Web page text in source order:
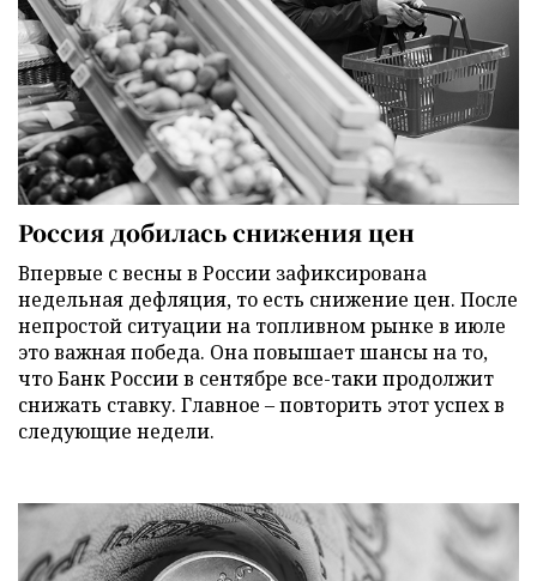
Россия добилась снижения цен
Впервые с весны в России зафиксирована
недельная дефляция, то есть снижение цен. После
непростой ситуации на топливном рынке в июле
это важная победа. Она повышает шансы на то,
что Банк России в сентябре все-таки продолжит
снижать ставку. Главное – повторить этот успех в
следующие недели.